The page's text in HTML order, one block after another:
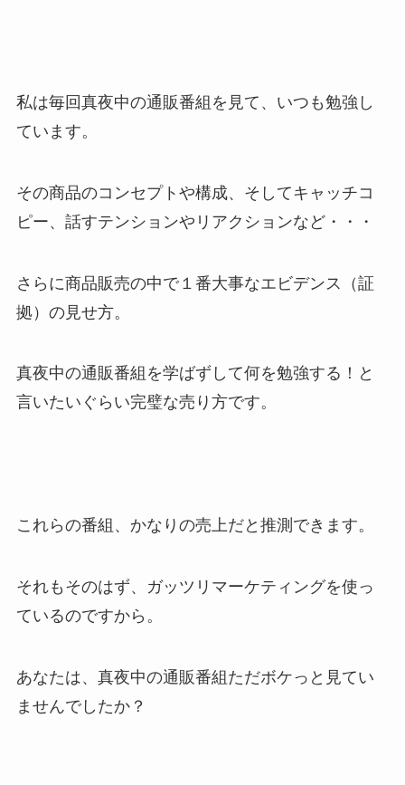
私は毎回真夜中の通販番組を見て、いつも勉強し
ています。
その商品のコンセプトや構成、そしてキャッチコ
ピー、話すテンションやリアクションなど・・・
さらに商品販売の中で１番大事なエビデンス（証
拠）の見せ方。
真夜中の通販番組を学ばずして何を勉強する！と
言いたいぐらい完璧な売り方です。
これらの番組、かなりの売上だと推測できます。
それもそのはず、ガッツリマーケティングを使っ
ているのですから。
あなたは、真夜中の通販番組ただボケっと見てい
ませんでしたか？